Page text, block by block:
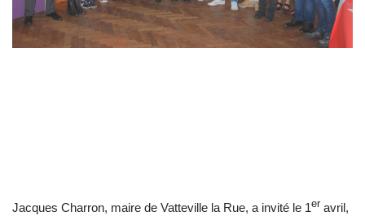
Jacques Charron, maire de Vatteville la Rue, a invité le 1er avril,